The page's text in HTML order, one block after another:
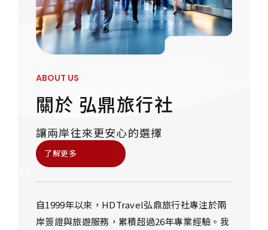
ABOUT US
關於 弘鼎旅行社
讓兩岸往來更安心的選擇
了解更多
自1999年以來，HDTravel弘鼎旅行社專注於兩
岸簽證與旅遊服務，累積超過26年專業經驗。我